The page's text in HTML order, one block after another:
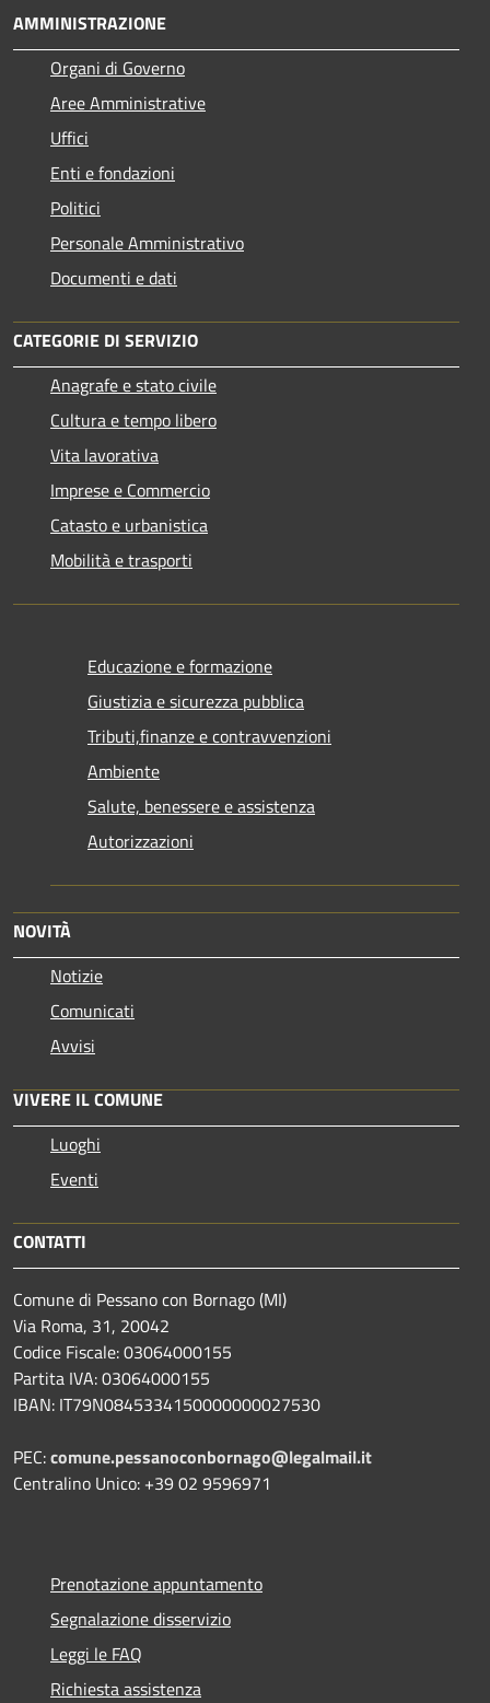
AMMINISTRAZIONE
Organi di Governo
Aree Amministrative
Uffici
Enti e fondazioni
Politici
Personale Amministrativo
Documenti e dati
CATEGORIE DI SERVIZIO
Anagrafe e stato civile
Cultura e tempo libero
Vita lavorativa
Imprese e Commercio
Catasto e urbanistica
Mobilità e trasporti
Educazione e formazione
Giustizia e sicurezza pubblica
Tributi,finanze e contravvenzioni
Ambiente
Salute, benessere e assistenza
Autorizzazioni
NOVITÀ
Notizie
Comunicati
Avvisi
VIVERE IL COMUNE
Luoghi
Eventi
CONTATTI
Comune di Pessano con Bornago (MI)
Via Roma, 31, 20042
Codice Fiscale: 03064000155
Partita IVA: 03064000155
IBAN: IT79N0845334150000000027530
PEC:comune.pessanoconbornago@legalmail.it
Centralino Unico: +39 02 9596971
Prenotazione appuntamento
Segnalazione disservizio
Leggi le FAQ
Richiesta assistenza